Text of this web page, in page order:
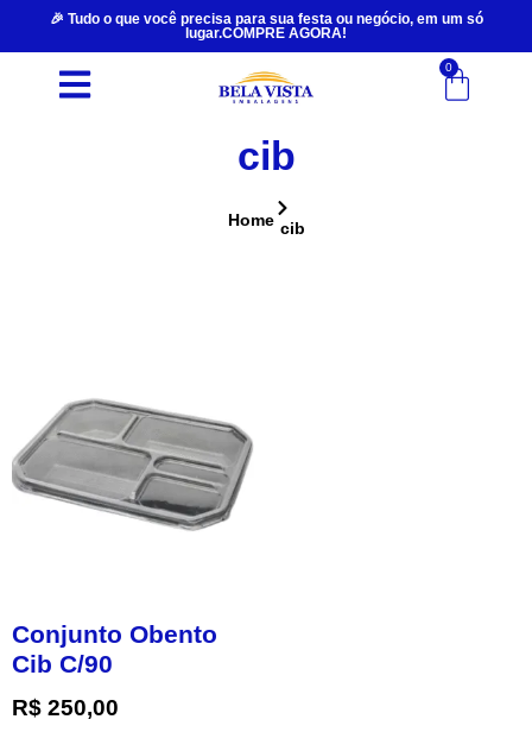
🎉 Tudo o que você precisa para sua festa ou negócio, em um só
lugar.COMPRE AGORA!
0
cib
Home cib
Conjunto Obento
Cib C/90
R$ 250,00